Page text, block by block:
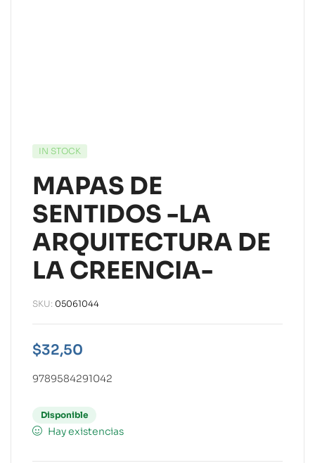
IN STOCK
MAPAS DE
SENTIDOS -LA
ARQUITECTURA DE
LA CREENCIA-
SKU: 05061044
$32,50
9789584291042
Disponible
Hay existencias